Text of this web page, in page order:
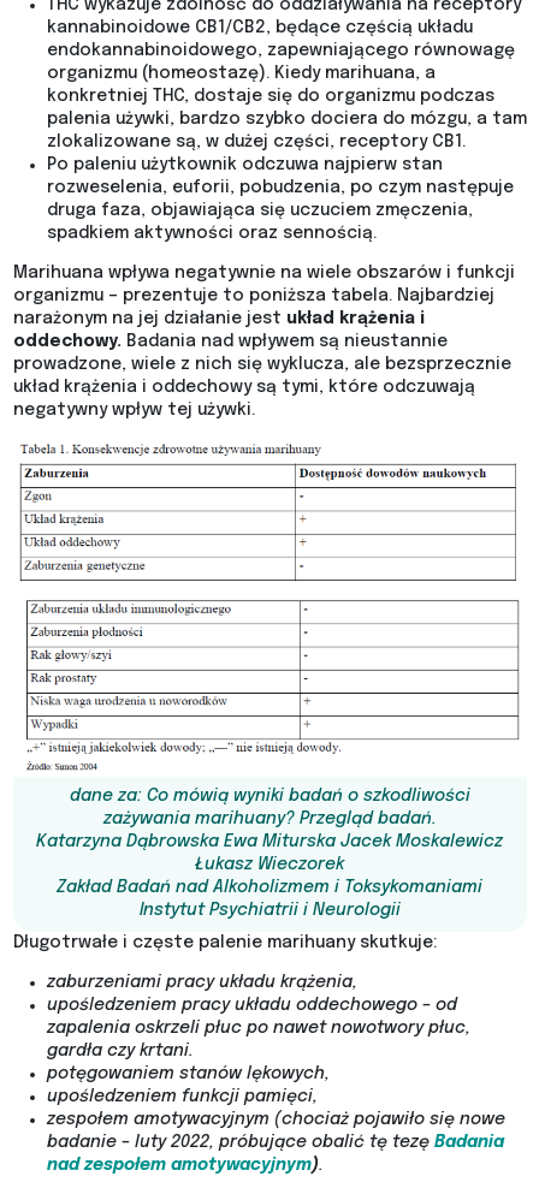
THC wykazuje zdolność do oddziaływania na receptory
kannabinoidowe CB1/CB2, będące częścią układu
endokannabinoidowego, zapewniającego równowagę
organizmu (homeostazę). Kiedy marihuana, a
konkretniej THC, dostaje się do organizmu podczas
palenia używki, bardzo szybko dociera do mózgu, a tam
zlokalizowane są, w dużej części, receptory CB1.
Po paleniu użytkownik odczuwa najpierw stan
rozweselenia, euforii, pobudzenia, po czym następuje
druga faza, objawiająca się uczuciem zmęczenia,
spadkiem aktywności oraz sennością.
Marihuana wpływa negatywnie na wiele obszarów i funkcji
organizmu – prezentuje to poniższa tabela. Najbardziej
narażonym na jej działanie jest układ krążenia i
oddechowy. Badania nad wpływem są nieustannie
prowadzone, wiele z nich się wyklucza, ale bezsprzecznie
układ krążenia i oddechowy są tymi, które odczuwają
negatywny wpływ tej używki.
dane za: Co mówią wyniki badań o szkodliwości
zażywania marihuany? Przegląd badań.
Katarzyna Dąbrowska Ewa Miturska Jacek Moskalewicz
Łukasz Wieczorek
Zakład Badań nad Alkoholizmem i Toksykomaniami
Instytut Psychiatrii i Neurologii
Długotrwałe i częste palenie marihuany skutkuje:
zaburzeniami pracy układu krążenia,
upośledzeniem pracy układu oddechowego – od
zapalenia oskrzeli płuc po nawet nowotwory płuc,
gardła czy krtani.
potęgowaniem stanów lękowych,
upośledzeniem funkcji pamięci,
zespołem amotywacyjnym (chociaż pojawiło się nowe
badanie – luty 2022, próbujące obalić tę tezę Badania
nad zespołem amotywacyjnym).